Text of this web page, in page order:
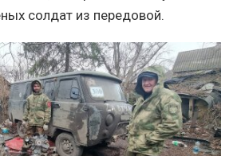
солдат из передовой.